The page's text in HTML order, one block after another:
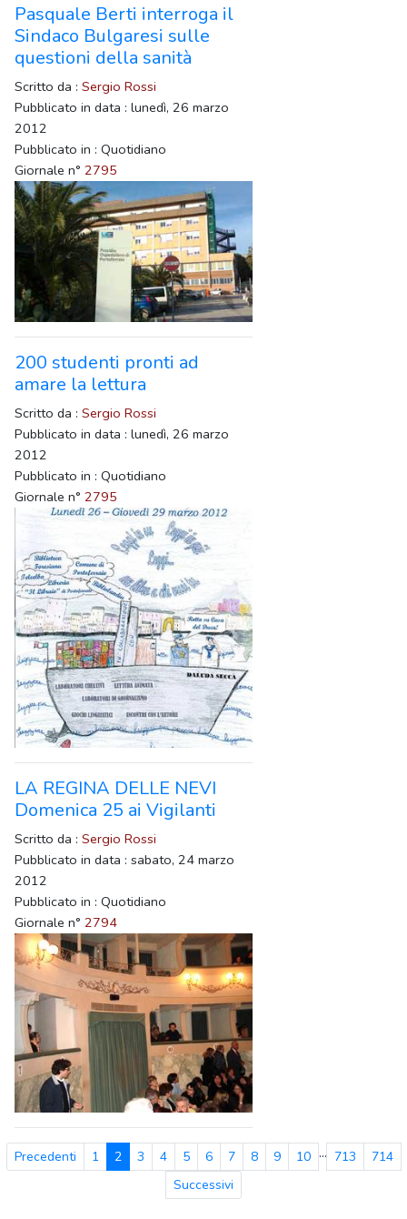
Pasquale Berti interroga il
Sindaco Bulgaresi sulle
questioni della sanità
Scritto da : Sergio Rossi
Pubblicato in data : lunedì, 26 marzo
2012
Pubblicato in : Quotidiano
Giornale n° 2795
200 studenti pronti ad
amare la lettura
Scritto da : Sergio Rossi
Pubblicato in data : lunedì, 26 marzo
2012
Pubblicato in : Quotidiano
Giornale n° 2795
LA REGINA DELLE NEVI
Domenica 25 ai Vigilanti
Scritto da : Sergio Rossi
Pubblicato in data : sabato, 24 marzo
2012
Pubblicato in : Quotidiano
Giornale n° 2794
Precedenti 1 2 3 4 5 6 7 8 9 10 ... 713
714
Successivi